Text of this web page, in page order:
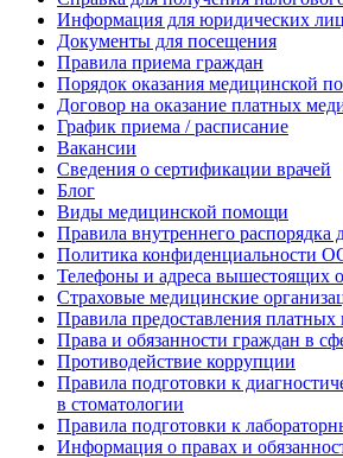
Информация для юридических лиц
Документы для посещения
Правила приема граждан
Порядок оказания медицинской
Договор на оказание платных
График приема / расписание
Вакансии
Сведения о сертификации врачей
Блог
Виды медицинской помощи
Правила внутреннего распорядка
Политика конфиденциальности
Телефоны и адреса вышестоящих
Страховые медицинские
Правила предоставления
Права и обязанности граждан в
Противодействие коррупции
Правила подготовки к
в стоматологии
Правила подготовки к
Информация о правах и